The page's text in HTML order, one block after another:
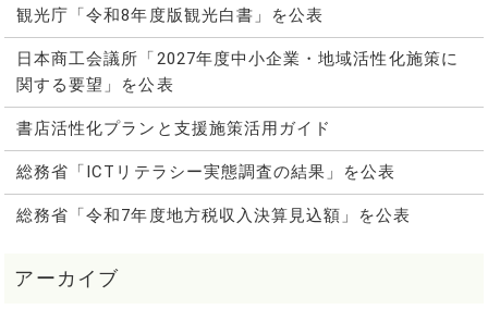
観光庁「令和8年度版観光白書」を公表
日本商工会議所「2027年度中小企業・地域活性化施策に
関する要望」を公表
書店活性化プランと支援施策活用ガイド
総務省「ICTリテラシー実態調査の結果」を公表
総務省「令和7年度地方税収入決算見込額」を公表